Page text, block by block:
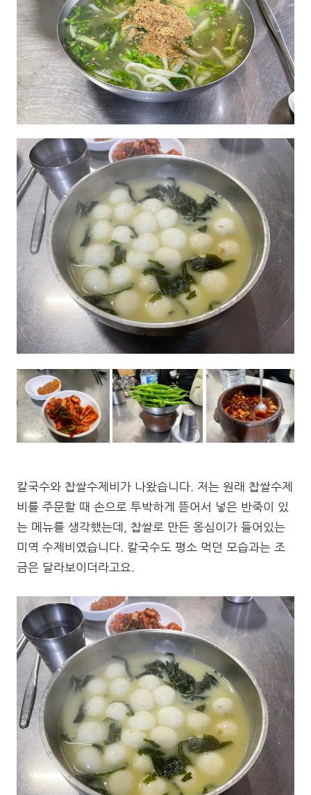
칼국수와 찹쌀수제비가 나왔습니다. 저는 원래 찹쌀수제
비를 주문할 때 손으로 투박하게 뜯어서 넣은 반죽이 있
는 메뉴를 생각했는데, 찹쌀로 만든 옹심이가 들어있는
미역 수제비였습니다. 칼국수도 평소 먹던 모습과는 조
금은 달라보이더라고요.